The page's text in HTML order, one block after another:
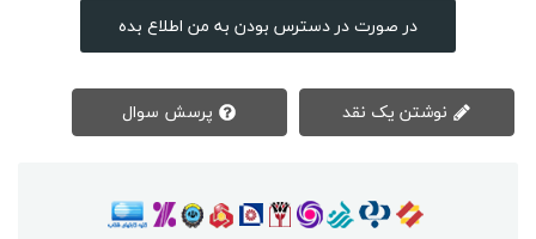
در صورت در دسترس بودن به من اطلاع بده